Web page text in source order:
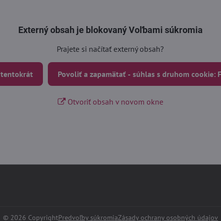
Externý obsah je blokovaný Voľbami súkromia
Prajete si načítať externý obsah?
Povoliť a zapamätať - súhlas s druhom cookie:
Otvoriť obsah v novom okne
© 2026 CopyrightPredvoľby súkromiaZásady ochrany osobných údajov